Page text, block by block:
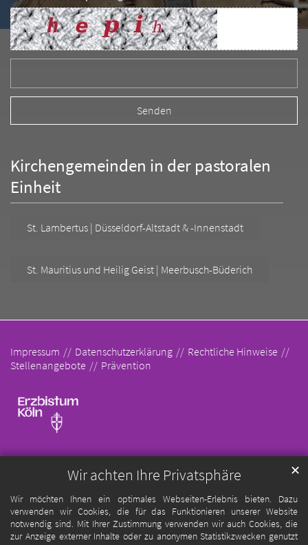
Wir achten Ihre Privatsphäre
Wir möchten Ihnen ein optimales Webseiten-Erlebnis bieten. Dazu
verwenden wir Cookies, die für das Funktionieren unserer Website
notwendig sind. Mit Ihrer Zustimmung verwenden wir auch Cookies, die
zur Anzeige externer Inhalte oder zu anonymen Statistikzwecken genutzt
✕
Kirchengemeinden in der pastoralen
Einheit
St. Lambertus | Düsseldorf-Altstadt & -Innenstadt
St. Mauritius und Heilig Geist | Meerbusch-Büderich
Impressum Datenschutzerklärung
Rechtliche Hinweise
Stellenangebote
Prävention